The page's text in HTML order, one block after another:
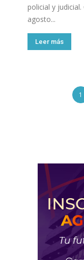
policial y
agosto...
Leer más
1